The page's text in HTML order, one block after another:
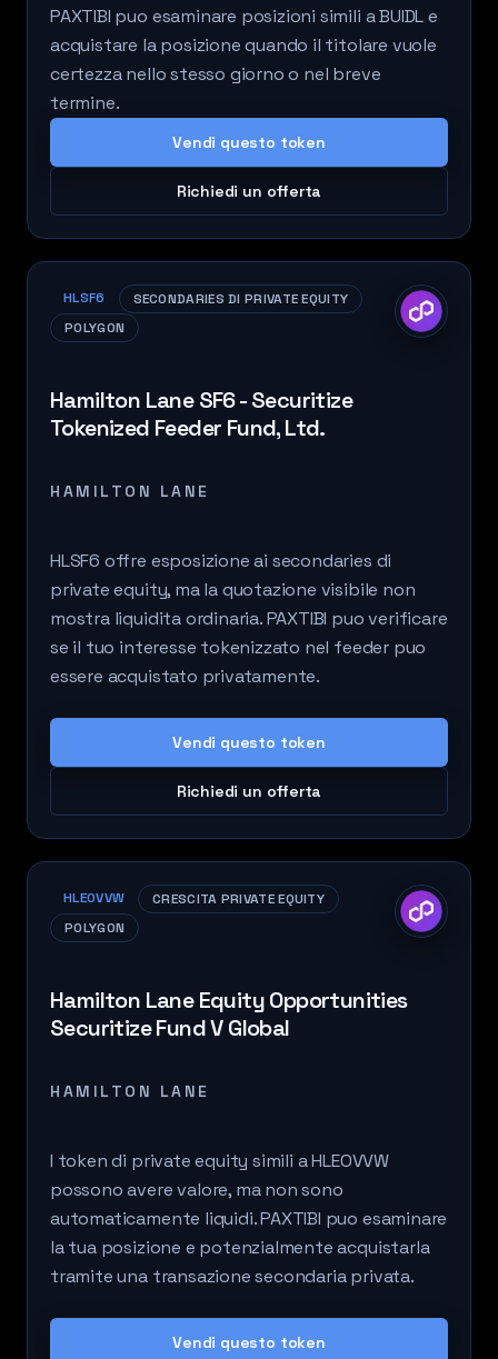
PAXTIBI puo esaminare posizioni simili a BUIDL e
acquistare la posizione quando il titolare vuole
certezza nello stesso giorno o nel breve
termine.
Vendi questo token
Richiedi un offerta
HLSF6
SECONDARIES DI PRIVATE EQUITY
POLYGON
Hamilton Lane SF6 - Securitize
Tokenized Feeder Fund, Ltd.
HAMILTON LANE
HLSF6 offre esposizione ai secondaries di
private equity, ma la quotazione visibile non
mostra liquidita ordinaria. PAXTIBI puo verificare
se il tuo interesse tokenizzato nel feeder puo
essere acquistato privatamente.
Vendi questo token
Richiedi un offerta
HLEOVVW
CRESCITA PRIVATE EQUITY
POLYGON
Hamilton Lane Equity Opportunities
Securitize Fund V Global
HAMILTON LANE
I token di private equity simili a HLEOVVW
possono avere valore, ma non sono
automaticamente liquidi. PAXTIBI puo esaminare
la tua posizione e potenzialmente acquistarla
tramite una transazione secondaria privata.
Vendi questo token